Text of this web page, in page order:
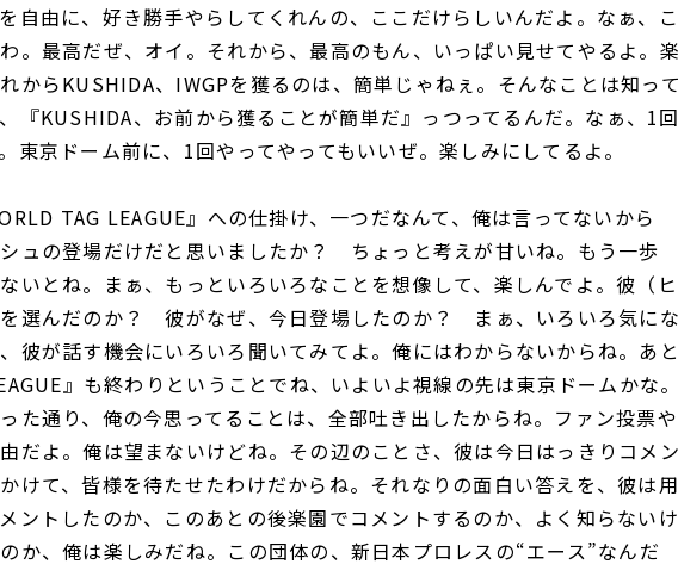
自由に、好き勝手やらしてくれんの、ここだけらしいんだよ。なぁ、こ
。最高だぜ、オイ。それから、最高のもん、いっぱい見せてやるよ。楽
からKUSHIDA、IWGPを獲るのは、簡単じゃねぇ。そんなことは知って
『KUSHIDA、お前から獲ることが簡単だ』っつってるんだ。なぁ、1回
東京ドーム前に、1回やってやってもいいぜ。楽しみにしてるよ。
TAG LEAGUE』への仕掛け、一つだなんて、俺は言ってないから
ュの登場だけだと思いましたか？ ちょっと考えが甘いね。もう一歩
いとね。まぁ、もっといろいろなことを想像して、楽しんでよ。彼（ヒ
選んだのか？ 彼がなぜ、今日登場したのか？ まぁ、いろいろ気にな
彼が話す機会にいろいろ聞いてみてよ。俺にはわからないからね。あと
』も終わりということでね、いよいよ視線の先は東京ドームかな。
た通り、俺の今思ってることは、全部吐き出したからね。ファン投票や
だよ。俺は望まないけどね。その辺のことさ、彼は今日はっきりコメン
けて、皆様を待たせたわけだからね。それなりの面白い答えを、彼は用
トしたのか、このあとの後楽園でコメントするのか、よく知らないけ
か、俺は楽しみだね。この団体の、新日本プロレスの“エース”なんだ